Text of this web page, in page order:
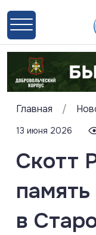
Главная /
13 июня 2026
Скотт
в